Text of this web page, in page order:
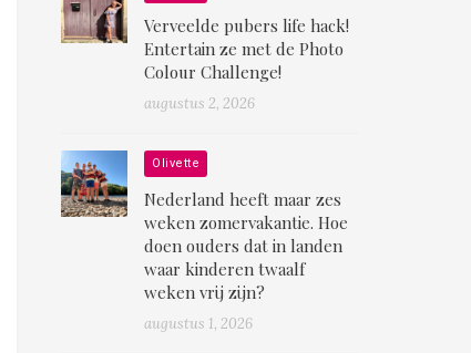
Verveelde pubers life hack!
Entertain ze met de Photo
Colour Challenge!
augustus 2, 2026
Olivette
Nederland heeft maar zes
weken zomervakantie. Hoe
doen ouders dat in landen
waar kinderen twaalf
weken vrij zijn?
augustus 1, 2026